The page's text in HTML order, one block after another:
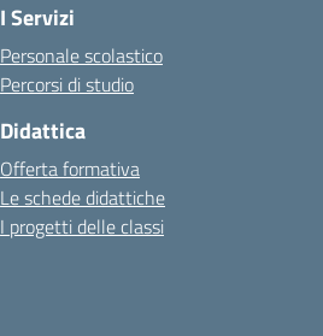
I Servizi
Personale scolastico
Percorsi di studio
Didattica
Offerta formativa
Le schede didattiche
I progetti delle classi